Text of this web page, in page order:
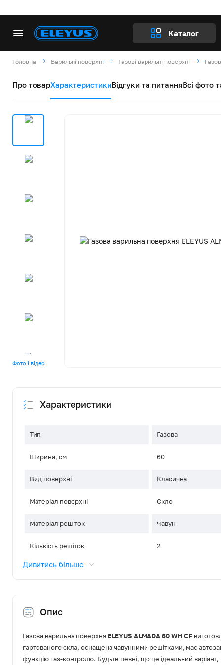
Каталог
Головна Варильні поверхні Газові варильні поверхні
Про товарХарактеристикиВідгуки та питанняВсі фото
Фото і відео
Характеристики
Тип Газова
Ширина, см 60
Вид поверхні Класична
Матеріал поверхні Скло
Матеріал решіток Чавун
Кількість решіток 2
Управління
Газ-контроль
Електропідпал Автоматичний (в
Кількість конфорок 4
Дивитись більше
Опис
Газова варильна поверхня ELEYUS ALMADA 60 WH CF
гартованого скла, оснащена чавунними решітками, має
функцію газ-контролю. Будьте певні, що це ідеальний варіант,